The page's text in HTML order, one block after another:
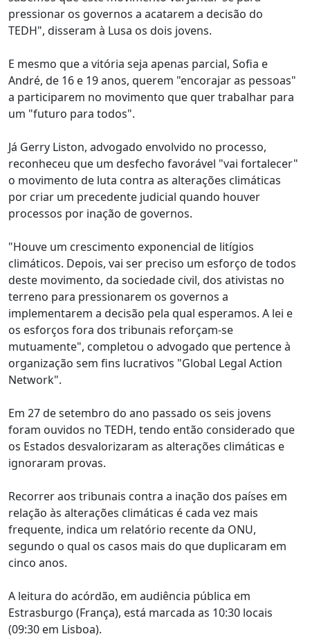
pressionar os governos a acatarem a decisão do
TEDH", disseram à Lusa os dois jovens.
E mesmo que a vitória seja apenas parcial, Sofia e
André, de 16 e 19 anos, querem "encorajar as pessoas"
a participarem no movimento que quer trabalhar para
um "futuro para todos".
Já Gerry Liston, advogado envolvido no processo,
reconheceu que um desfecho favorável "vai fortalecer"
o movimento de luta contra as alterações climáticas
por criar um precedente judicial quando houver
processos por inação de governos.
"Houve um crescimento exponencial de litígios
climáticos. Depois, vai ser preciso um esforço de todos
deste movimento, da sociedade civil, dos ativistas no
terreno para pressionarem os governos a
implementarem a decisão pela qual esperamos. A lei e
os esforços fora dos tribunais reforçam-se
mutuamente", completou o advogado que pertence à
organização sem fins lucrativos "Global Legal Action
Network".
Em 27 de setembro do ano passado os seis jovens
foram ouvidos no TEDH, tendo então considerado que
os Estados desvalorizaram as alterações climáticas e
ignoraram provas.
Recorrer aos tribunais contra a inação dos países em
relação às alterações climáticas é cada vez mais
frequente, indica um relatório recente da ONU,
segundo o qual os casos mais do que duplicaram em
cinco anos.
A leitura do acórdão, em audiência pública em
Estrasburgo (França), está marcada as 10:30 locais
(09:30 em Lisboa).